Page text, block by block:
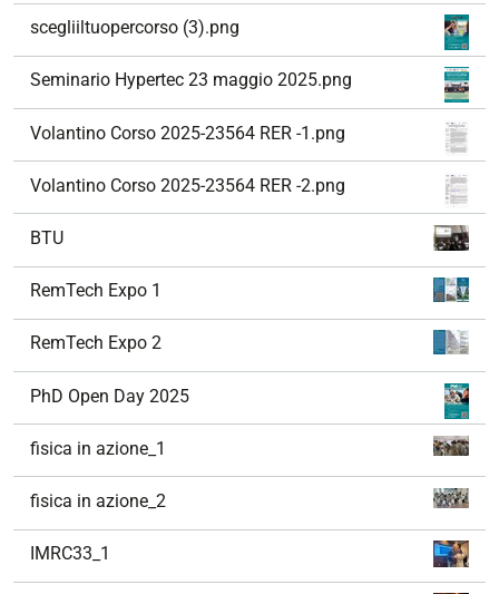
scegliiltuopercorso (3).png
Seminario Hypertec 23 maggio 2025.png
Volantino Corso 2025-23564 RER -1.png
Volantino Corso 2025-23564 RER -2.png
BTU
RemTech Expo 1
RemTech Expo 2
PhD Open Day 2025
fisica in azione_1
fisica in azione_2
IMRC33_1